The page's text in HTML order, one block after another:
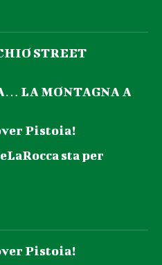
STREET
LA MONTAGNA A
Pistoia!
sta per
Pistoia!